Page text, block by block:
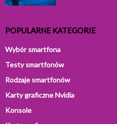
POPULARNE KATEGORIE
Wybór smartfona
Testy smartfonów
Rodzaje smartfonów
Karty graficzne Nvidia
Konsole